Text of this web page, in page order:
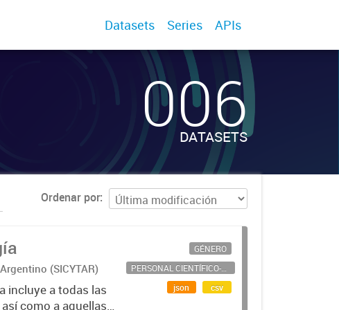
Datasets Series APIs
006
DATASETS
Ordenar por
(SICYTAR)
incluye a todas las
como a aquellas
GÉNERO
PERSONAL CIENTÍFICO-TECNOLÓGICO
json
csv